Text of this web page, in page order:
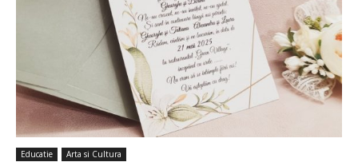
Educatie Arta si Cultura